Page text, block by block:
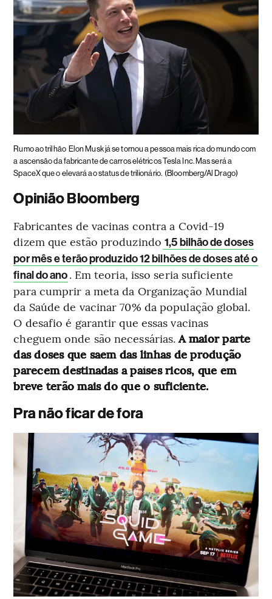
Rumo ao trilhão Elon Musk já se tornou a pessoa mais rica do mundo com
a ascensão da fabricante de carros elétricos Tesla Inc. Mas será a
SpaceX que o elevará ao status de trilionário. (Bloomberg/Al Drago)
Opinião Bloomberg
Fabricantes de vacinas contra a Covid-19
dizem que estão produzindo 1,5 bilhão de doses
por mês e terão produzido 12 bilhões de doses até o
final do ano. Em teoria, isso seria suficiente
para cumprir a meta da Organização Mundial
da Saúde de vacinar 70% da população global.
O desafio é garantir que essas vacinas
cheguem onde são necessárias.A maior parte
das doses que saem das linhas de produção
parecem destinadas a países ricos, que em
breve terão mais do que o suficiente.
Pra não ficar de fora